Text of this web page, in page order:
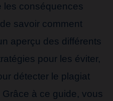
les conséquences
savoir comment
aperçu des différents
pour les éviter,
détecter le plagiat
à ce guide, vous